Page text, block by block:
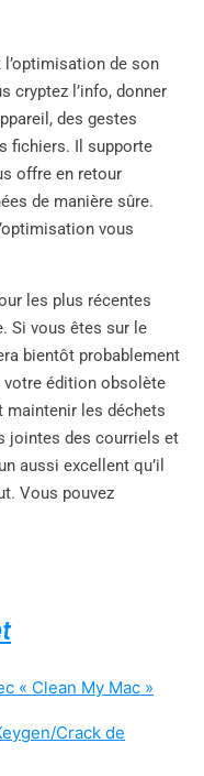
de son
cryptez l’info, donner
des gestes
fichiers. Il supporte
offre en retour
de manière sûre.
vous
les plus récentes
Si vous êtes sur le
bientôt probablement
édition obsolète
maintenir les déchets
jointes des courriels et
aussi excellent qu’il
Vous pouvez
« Clean My Mac »
Crack de